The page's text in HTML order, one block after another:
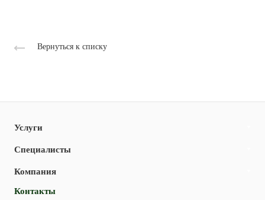
Вернуться к списку
Услуги
Специалисты
Компания
Контакты